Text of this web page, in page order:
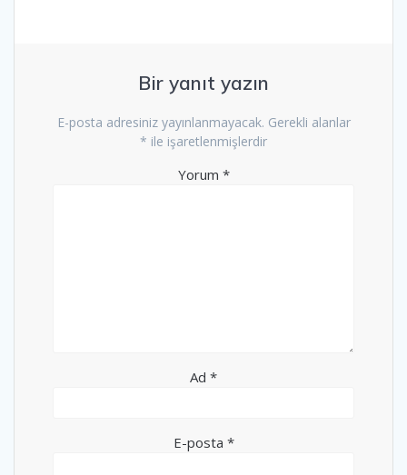
Bir yanıt yazın
E-posta adresiniz yayınlanmayacak. Gerekli alanlar
* ile işaretlenmişlerdir
Yorum *
Ad *
E-posta *